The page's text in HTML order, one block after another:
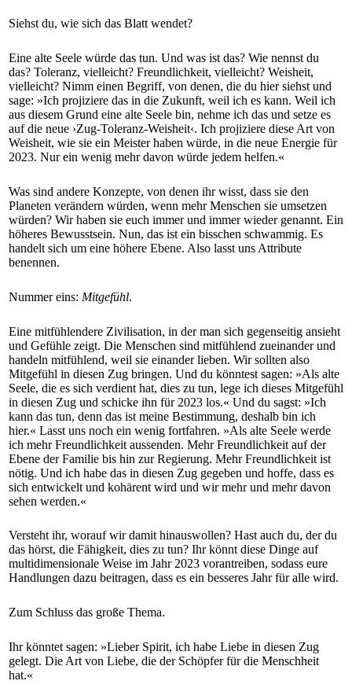
Siehst du, wie sich das Blatt wendet?
Eine alte Seele würde das tun. Und was ist das? Wie nennst du
das? Toleranz, vielleicht? Freundlichkeit, vielleicht? Weisheit,
vielleicht? Nimm einen Begriff, von denen, die du hier siehst und
sage: »Ich projiziere das in die Zukunft, weil ich es kann. Weil ich
aus diesem Grund eine alte Seele bin, nehme ich das und setze es
auf die neue ›Zug-Toleranz-Weisheit‹. Ich projiziere diese Art von
Weisheit, wie sie ein Meister haben würde, in die neue Energie für
2023. Nur ein wenig mehr davon würde jedem helfen.«
Was sind andere Konzepte, von denen ihr wisst, dass sie den
Planeten verändern würden, wenn mehr Menschen sie umsetzen
würden? Wir haben sie euch immer und immer wieder genannt. Ein
höheres Bewusstsein. Nun, das ist ein bisschen schwammig. Es
handelt sich um eine höhere Ebene. Also lasst uns Attribute
benennen.
Nummer eins: Mitgefühl.
Eine mitfühlendere Zivilisation, in der man sich gegenseitig ansieht
und Gefühle zeigt. Die Menschen sind mitfühlend zueinander und
handeln mitfühlend, weil sie einander lieben. Wir sollten also
Mitgefühl in diesen Zug bringen. Und du könntest sagen: »Als alte
Seele, die es sich verdient hat, dies zu tun, lege ich dieses Mitgefühl
in diesen Zug und schicke ihn für 2023 los.« Und du sagst: »Ich
kann das tun, denn das ist meine Bestimmung, deshalb bin ich
hier.« Lasst uns noch ein wenig fortfahren. »Als alte Seele werde
ich mehr Freundlichkeit aussenden. Mehr Freundlichkeit auf der
Ebene der Familie bis hin zur Regierung. Mehr Freundlichkeit ist
nötig. Und ich habe das in diesen Zug gegeben und hoffe, dass es
sich entwickelt und kohärent wird und wir mehr und mehr davon
sehen werden.«
Versteht ihr, worauf wir damit hinauswollen? Hast auch du, der du
das hörst, die Fähigkeit, dies zu tun? Ihr könnt diese Dinge auf
multidimensionale Weise im Jahr 2023 vorantreiben, sodass eure
Handlungen dazu beitragen, dass es ein besseres Jahr für alle wird.
Zum Schluss das große Thema.
Ihr könntet sagen: »Lieber Spirit, ich habe Liebe in diesen Zug
gelegt. Die Art von Liebe, die der Schöpfer für die Menschheit
hat.«